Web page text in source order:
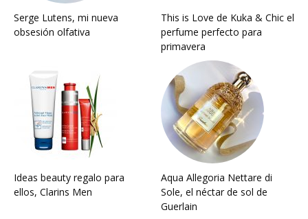
Serge Lutens, mi nueva
obsesión olfativa
This is Love de Kuka & Chic el
perfume perfecto para
primavera
Ideas beauty regalo para
ellos, Clarins Men
Aqua Allegoria Nettare di
Sole, el néctar de sol de
Guerlain